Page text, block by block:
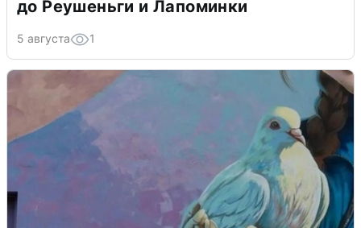
до Реушеньги и Лапоминки
5 августа 1